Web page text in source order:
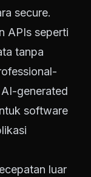
secure.
APIs seperti
tanpa
generated
software
luar